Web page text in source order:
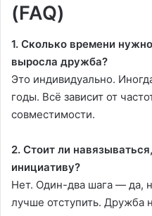
(FAQ)
1. Сколько времени
выросла дружба?
Это индивидуально.
годы. Всё зависит от
совместимости.
2. Стоит ли
инициативу?
Нет. Один-два шага — да,
лучше отступить. Дружба